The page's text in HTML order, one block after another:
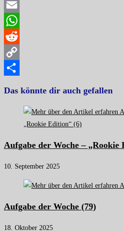
Facebook
Email
WhatsApp
Reddit
Copy
Das könnte dir auch gefallen
Aufgabe der Woche – „Rookie
10. September 2025
Aufgabe der Woche (79)
18. Oktober 2025